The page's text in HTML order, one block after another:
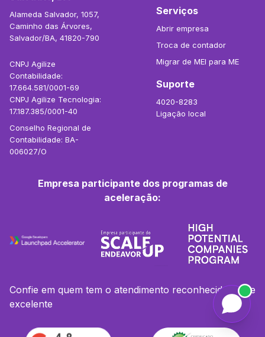
Alameda Salvador, 1057,
Caminho das Árvores,
Salvador/BA, 41820-790
CNPJ Agilize
Contabilidade:
17.664.581/0001-69
CNPJ Agilize Tecnologia:
17.187.385/0001-40
Conselho Regional de
Contabilidade: BA-
006027/O
Serviços
Abrir empresa
Troca de contador
Migrar de MEI para ME
Suporte
4020-8283
Ligação local
Empresa participante dos programas de
aceleração:
Confie em quem tem o atendimento reconhecidamente
excelente